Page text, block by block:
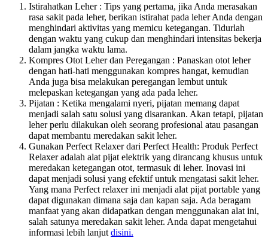
Istirahatkan Leher : Tips yang pertama, jika Anda merasakan
rasa sakit pada leher, berikan istirahat pada leher Anda dengan
menghindari aktivitas yang memicu ketegangan. Tidurlah
dengan waktu yang cukup dan menghindari intensitas bekerja
dalam jangka waktu lama.
Kompres Otot Leher dan Peregangan : Panaskan otot leher
dengan hati-hati menggunakan kompres hangat, kemudian
Anda juga bisa melakukan peregangan lembut untuk
melepaskan ketegangan yang ada pada leher.
Pijatan : Ketika mengalami nyeri, pijatan memang dapat
menjadi salah satu solusi yang disarankan. Akan tetapi, pijatan
leher perlu dilakukan oleh seorang profesional atau pasangan
dapat membantu meredakan sakit leher.
Gunakan Perfect Relaxer dari Perfect Health: Produk Perfect
Relaxer adalah alat pijat elektrik yang dirancang khusus untuk
meredakan ketegangan otot, termasuk di leher. Inovasi ini
dapat menjadi solusi yang efektif untuk mengatasi sakit leher.
Yang mana Perfect relaxer ini menjadi alat pijat portable yang
dapat digunakan dimana saja dan kapan saja. Ada beragam
manfaat yang akan didapatkan dengan menggunakan alat ini,
salah satunya meredakan sakit leher. Anda dapat mengetahui
informasi lebih lanjut disini.